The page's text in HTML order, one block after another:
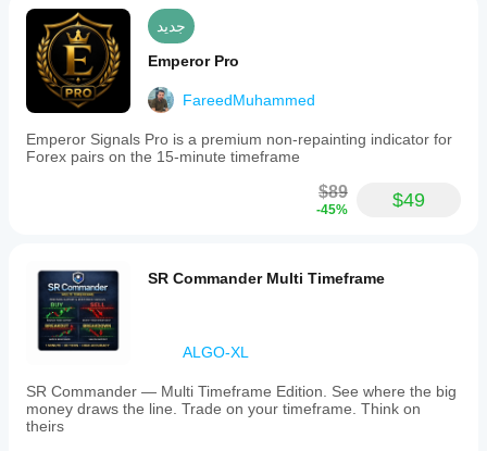
جديد
Emperor Pro
FareedMuhammed
Emperor Signals Pro is a premium non-repainting indicator for
Forex pairs on the 15-minute timeframe
$89
-45% $49
SR Commander Multi Timeframe
ALGO-XL
SR Commander — Multi Timeframe Edition. See where the big
money draws the line. Trade on your timeframe. Think on
theirs